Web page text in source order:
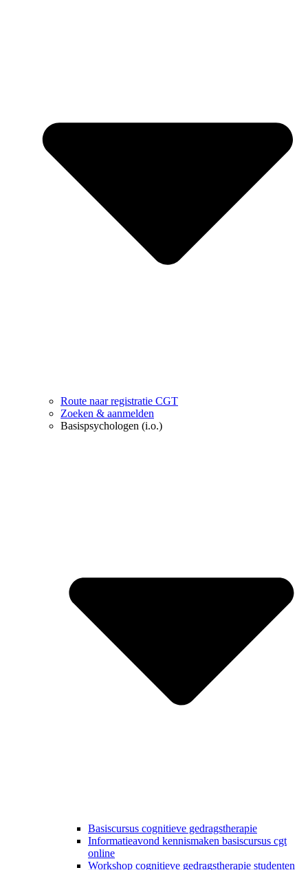
Route naar registratie CGT
Zoeken & aanmelden
Basispsychologen (i.o.)
Basiscursus cognitieve gedragstherapie
Informatieavond kennismaken basiscursus cgt
online
Workshop cognitieve gedragstherapie studenten